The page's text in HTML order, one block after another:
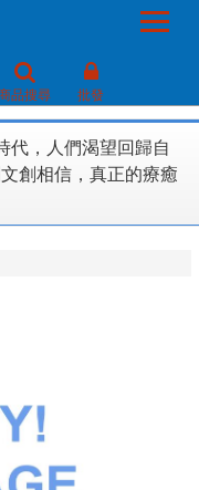
代，人們渴望回歸自
創相信，真正的療癒
品搜尋 批發